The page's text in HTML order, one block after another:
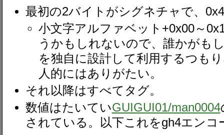
最初の2バイトがシグネチャで、
小文字アルファベット+0x00～
うかもしれないので、誰かがも
を独自に設計して利用するつも
人的にはありがたい。
それ以降はすべてタグ。
数値はたいていGUIGUI01​/man0004
されている。以下これをgh4エンコ